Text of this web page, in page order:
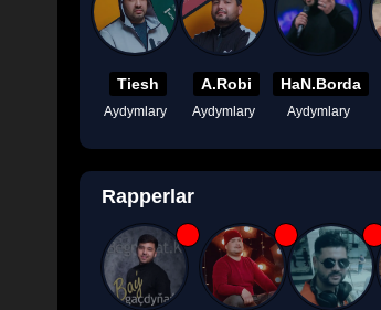
Tiesh
Aydymlary
A.Robi
Aydymlary
HaN.Borda
Aydymlary
Rapperlar